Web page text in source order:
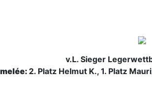
v.L. Sieger
2. Platz Helmut K., 1. Platz